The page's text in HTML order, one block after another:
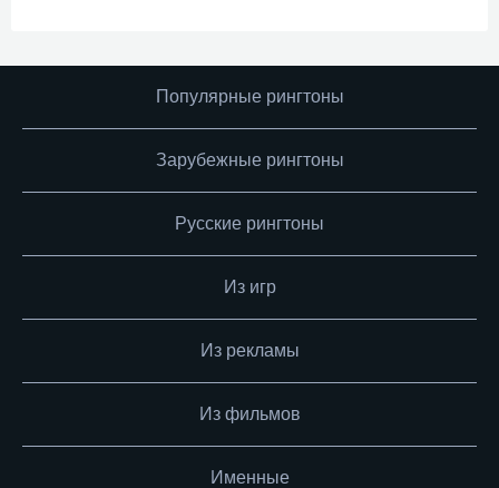
Популярные рингтоны
Зарубежные рингтоны
Русские рингтоны
Из игр
Из рекламы
Из фильмов
Именные